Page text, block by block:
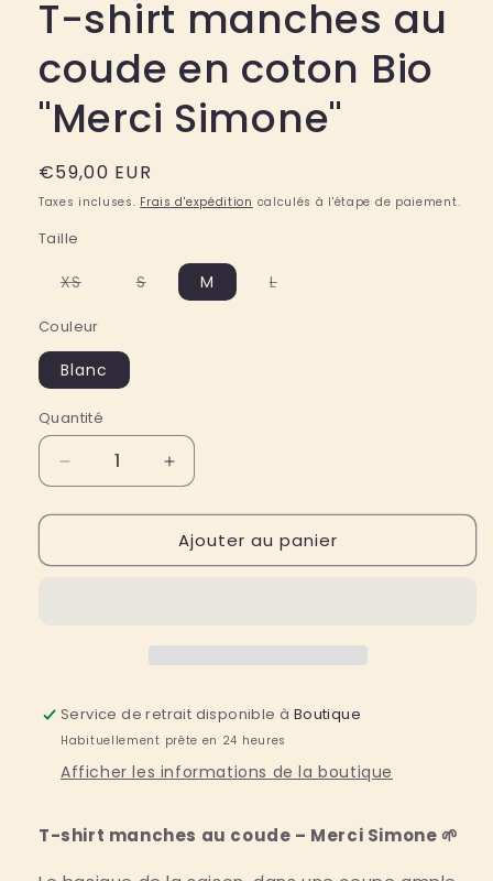
T-shirt manches au
coude en coton Bio
"Merci Simone"
Prix
habituel
€59,00 EUR
Taxes incluses. Frais d'expédition calculés à l'étape de paiement.
Taille
XSVariante
indisponible
SVariante
épuisée
M LVariante
Couleur
Blanc
Quantité
Quantité
Réduire
la
quantité
T-
Bio
&quot;Merci
Simone&quot;
Augmenter
la
quantité
de
T-
Bio
&quot;Merci
Simone&quot;
Ajouter au panier
Service de retrait disponible à Boutique
Habituellement prête en 24 heures
Afficher les informations de la boutique
T-shirt manches au coude – Merci Simone 🌱